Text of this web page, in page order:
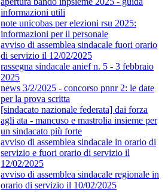
informazioni utili
note unicobas per elezioni rsu 2025:
informazioni per il personale
avviso di assemblea sindacale fuori orario
di servizio il 12/02/2025
rassegna sindacale anief n. 5 - 3 febbraio
2025
news 3/2/2025 - concorso pnnr 2: le date
per la prova scritta
[sindacato nazionale federata] dai forza
agli ata - mancuso e mastrolia insieme per
un sindacato più forte
avviso di assemblea sindacale in orario di
servizio e fuori orario di servizio il
12/02/2025
avviso di assemblea sindacale regionale in
orario di servizio il 10/02/2025